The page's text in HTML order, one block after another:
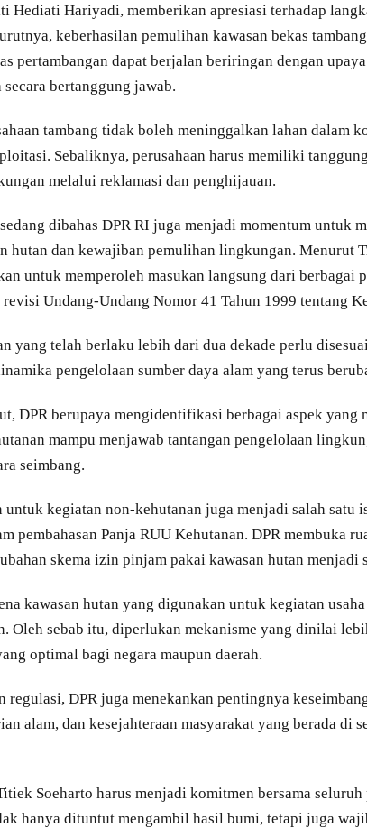
Hediati Hariyadi, memberikan apresiasi terhadap
keberhasilan pemulihan kawasan bekas
pertambangan dapat berjalan beriringan dengan
bertanggung jawab.
tambang tidak boleh meninggalkan lahan dalam
Sebaliknya, perusahaan harus memiliki
melalui reklamasi dan penghijauan.
dibahas DPR RI juga menjadi momentum untuk
hutan dan kewajiban pemulihan lingkungan. Menurut
untuk memperoleh masukan langsung dari berbagai
Undang-Undang Nomor 41 Tahun 1999 tentang
yang telah berlaku lebih dari dua dekade perlu
pengelolaan sumber daya alam yang terus
DPR berupaya mengidentifikasi berbagai aspek yang
mampu menjawab tantangan pengelolaan
seimbang.
untuk kegiatan non-kehutanan juga menjadi salah satu
pembahasan Panja RUU Kehutanan. DPR membuka
skema izin pinjam pakai kawasan hutan menjadi
kawasan hutan yang digunakan untuk kegiatan
Oleh sebab itu, diperlukan mekanisme yang dinilai
optimal bagi negara maupun daerah.
regulasi, DPR juga menekankan pentingnya
alam, dan kesejahteraan masyarakat yang berada di
Soeharto harus menjadi komitmen bersama seluruh
hanya dituntut mengambil hasil bumi, tetapi juga